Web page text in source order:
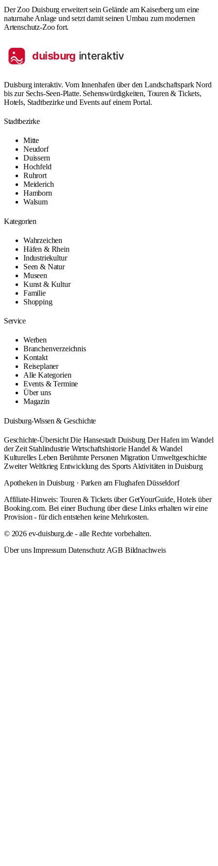
Der Zoo Duisburg erweitert sein Gelände am Kaiserberg um eine
naturnahe Anlage und setzt damit seinen Umbau zum modernen
Artenschutz-Zoo fort.
Duisburg interaktiv. Vom Innenhafen über den Landschaftspark Nord
bis zur Sechs-Seen-Platte. Sehenswürdigkeiten, Touren & Tickets,
Hotels, Stadtbezirke und Events auf einem Portal.
Stadtbezirke
Mitte
Neudorf
Duissern
Hochfeld
Ruhrort
Meiderich
Hamborn
Walsum
Kategorien
Wahrzeichen
Häfen & Rhein
Industriekultur
Seen & Natur
Museen
Kunst & Kultur
Familie
Shopping
Service
Werben
Branchenverzeichnis
Kontakt
Reiseplaner
Alle Kategorien
Events & Termine
Über uns
Magazin
Duisburg-Wissen & Geschichte
Geschichte-Übersicht Die Hansestadt Duisburg Der Hafen im Wandel
der Zeit Stahlindustrie Wirtschaftshistorie Handel & Wandel
Kulturelles Leben Berühmte Personen Migration Umweltgeschichte
Zweiter Weltkrieg Entwicklung des Sports Aktivitäten in Duisburg
Apotheken in Duisburg · Parken am Flughafen Düsseldorf
Affiliate-Hinweis: Touren & Tickets über GetYourGuide, Hotels über
Booking.com. Bei einer Buchung über diese Links erhalten wir eine
Provision - für dich entstehen keine Mehrkosten.
© 2026 ev-duisburg.de - alle Rechte vorbehalten.
Über uns Impressum Datenschutz AGB Bildnachweis